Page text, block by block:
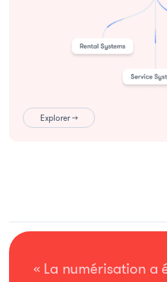
Explorer →
« La numérisation a